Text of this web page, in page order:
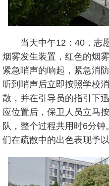
当天中午12：40，志
烟雾发生装置，红色的烟
紧急哨声的响起，紧急消
听到哨声后立即按照学校
散，并在引导员的指引下
应位置后，保卫人员立马
队，整个过程共用时6分
们在疏散中的出色表现予以